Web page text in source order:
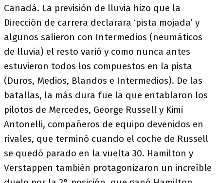
Canadá. La previsión de lluvia hizo que la
Dirección de carrera declarara ‘pista mojada’ y
algunos salieron con Intermedios (neumáticos
de lluvia) el resto varió y como nunca antes
estuvieron todos los compuestos en la pista
(Duros, Medios, Blandos e Intermedios). De las
batallas, la más dura fue la que entablaron los
pilotos de Mercedes, George Russell y Kimi
Antonelli, compañeros de equipo devenidos en
rivales, que terminó cuando el coche de Russell
se quedó parado en la vuelta 30. Hamilton y
Verstappen también protagonizaron un increíble